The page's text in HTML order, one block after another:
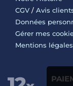
CGV / Avis
Données
Gérer mes
Mentions légales